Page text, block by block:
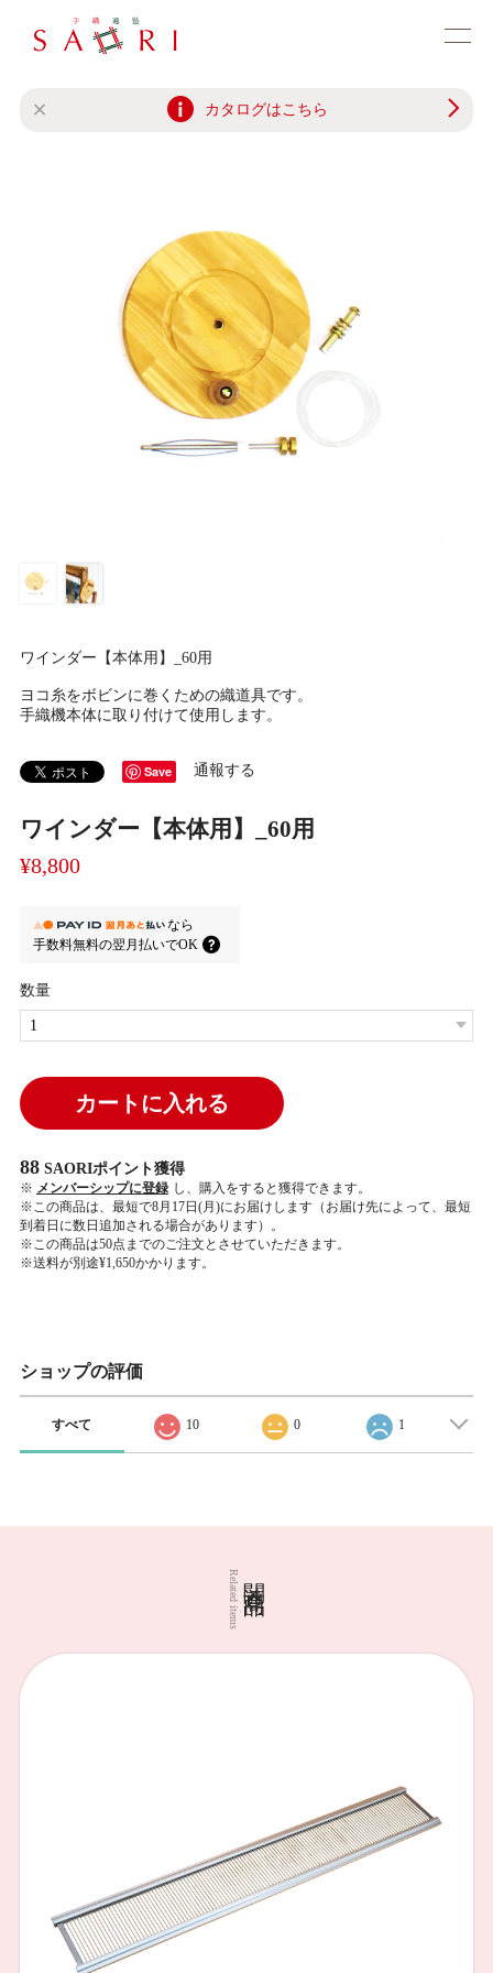
カタログはこちら
ワインダー【本体用】_60用
¥8,800
なら
手数料無料の翌月払いでOK
数量
カートに入れる
88 SAORIポイント獲得
※ メンバーシップに登録 し、購入をすると獲得できます。
※この商品は、最短で8月17日(月)にお届けします（お届け先によって、最短
到着日に数日追加される場合があります）。
※この商品は50点までのご注文とさせていただきます。
※送料が別途¥1,650かかります。
ワインダー【本体用】_60用
ヨコ糸をボビンに巻くための織道具です。
手織機本体に取り付けて使用します。
Save 通報する
ショップの評価
すべて 10 0 1
Related items